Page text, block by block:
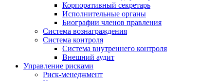
Корпоративный секретарь
Исполнительные органы
Биографии членов правления
Система вознаграждения
Система контроля
Система внутреннего контроля
Внешний аудит
Управление рисками
Риск-менеджмент